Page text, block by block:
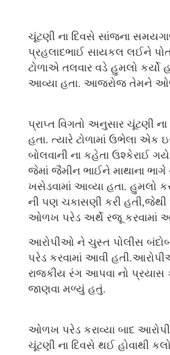
ચૂંટણી ના દિવસે સાંજના
પ્રહલાદભાઈ સાયકલ લઈને
ટોળાએ તલવાર વડે હુમલો
આવ્યા હતા. આજરોજ તેમને ઓળખ
પ્રાપ્ત વિગતો અનુસાર ચૂંટણી
હતા. ત્યારે ટોળામાં ઉભેલા એક
બોલવાની ના કહેતા ઉશ્કેરાઈ
જેમાં જૈમીન ભાઈને માથાના
ખસેડવામાં આવ્યા હતા. હુમલો
ની પણ ચકાસણી કરી
ઓળખ પરેડ અર્થે રજૂ કરવામાં
આરોપીઓ ને ચુસ્ત પોલીસ
પરેડ કરવામાં આવી
રાજકીય રંગ આપવા નો પ્રયાસ
જાણવા મળ્યું હતું.
ઓળખ પરેડ કરાવ્યા બાદ
ચૂંટણી ના દિવસે થઈ હોવાથી